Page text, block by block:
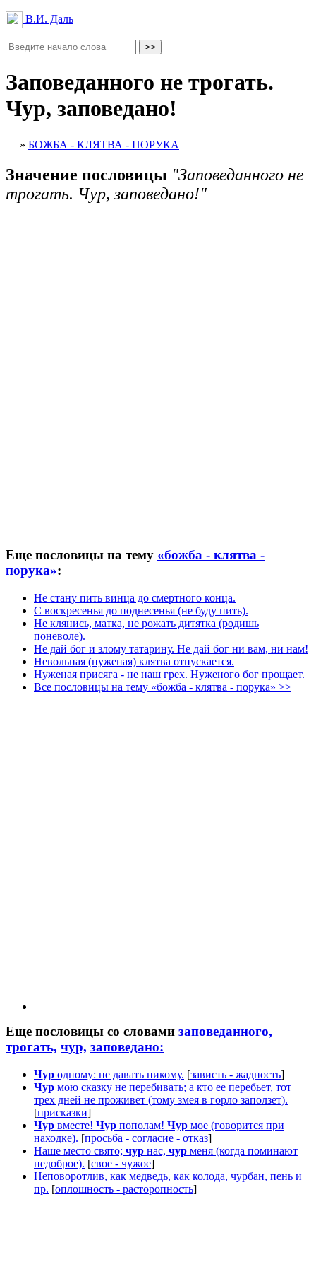
В.И. Даль
Заповеданного не трогать.
Чур, заповедано!
» БОЖБА - КЛЯТВА - ПОРУКА
Значение пословицы "Заповеданного не
трогать. Чур, заповедано!"
Еще пословицы на тему «божба - клятва -
порука»:
Не стану пить винца до смертного конца.
С воскресенья до поднесенья (не буду пить).
Не клянись, матка, не рожать дитятка (родишь
поневоле).
Не дай бог и злому татарину. Не дай бог ни вам, ни нам!
Невольная (нуженая) клятва отпускается.
Нуженая присяга - не наш грех. Нуженого бог прощает.
Все пословицы на тему «божба - клятва - порука» >>
Еще пословицы со словами заповеданного,
трогать, чур, заповедано:
Чур одному: не давать никому. [зависть - жадность]
Чур мою сказку не перебивать; а кто ее перебьет, тот
трех дней не проживет (тому змея в горло заползет).
[присказки]
Чур вместе! Чур пополам! Чур мое (говорится при
находке). [просьба - согласие - отказ]
Наше место свято; чур нас, чур меня (когда поминают
недоброе). [свое - чужое]
Неповоротлив, как медведь, как колода, чурбан, пень и
пр. [оплошность - расторопность]